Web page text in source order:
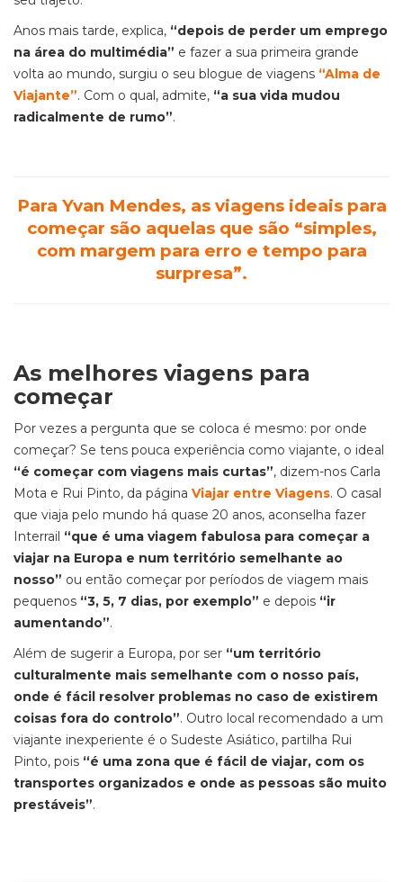
Anos mais tarde, explica, “depois de perder um emprego
na área do multimédia” e fazer a sua primeira grande
volta ao mundo, surgiu o seu blogue de viagens “Alma de
Viajante”. Com o qual, admite, “a sua vida mudou
radicalmente de rumo”.
Para Yvan Mendes, as viagens ideais para
começar são aquelas que são “simples,
com margem para erro e tempo para
surpresa”.
As melhores viagens para
começar
Por vezes a pergunta que se coloca é mesmo: por onde
começar? Se tens pouca experiência como viajante, o ideal
“é começar com viagens mais curtas”, dizem-nos Carla
Mota e Rui Pinto, da página Viajar entre Viagens. O casal
que viaja pelo mundo há quase 20 anos, aconselha fazer
Interrail “que é uma viagem fabulosa para começar a
viajar na Europa e num território semelhante ao
nosso” ou então começar por períodos de viagem mais
pequenos “3, 5, 7 dias, por exemplo” e depois “ir
aumentando”.
Além de sugerir a Europa, por ser “um território
culturalmente mais semelhante com o nosso país,
onde é fácil resolver problemas no caso de existirem
coisas fora do controlo”. Outro local recomendado a um
viajante inexperiente é o Sudeste Asiático, partilha Rui
Pinto, pois “é uma zona que é fácil de viajar, com os
transportes organizados e onde as pessoas são muito
prestáveis”.